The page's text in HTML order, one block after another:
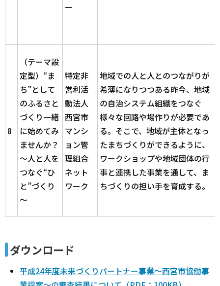
ー
8
（テーマ設
定型）“ま
ち”として
のふるさと
づくり一緒
に始めてみ
ませんか？
～人と人を
つなぐ“ひ
と”づくり
～
特定非
営利活
動法人
西宮市
マンシ
ョン管
理組合
ネット
ワーク
地域での人と人とのつながりが
希薄になりつつある昨今、地域
の自治システム組織をつなぐ
様々な回路や場作りが必要であ
る。そこで、地域が主体となっ
たまちづくりができるように、
ワークショップや地域団体の行
事と連携した事業を通して、ま
ちづくりの担い手を育成する。
ダウンロード
平成24年度未来づくりパートナー事業～西宮市協働事